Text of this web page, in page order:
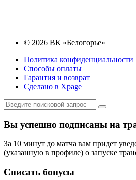
© 2026 ВК «Белогорье»
Политика конфиденциальности
Способы оплаты
Гарантия и возврат
Сделано в Xpage
Вы успешно подписаны на
За 10 минут до матча вам придет
(указанную в профиле) о запуске
Списать бонусы